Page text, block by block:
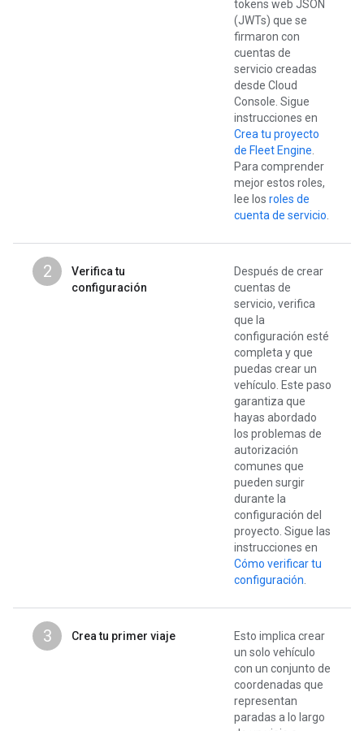
tokens web JSON
(JWTs) que se
firmaron con
cuentas de
servicio creadas
desde Cloud
Console. Sigue
instrucciones en
Crea tu proyecto
de Fleet Engine.
Para comprender
mejor estos roles,
lee los roles de
cuenta de servicio.
2
Verifica tu
configuración
Después de crear
cuentas de
servicio, verifica
que la
configuración esté
completa y que
puedas crear un
vehículo. Este paso
garantiza que
hayas abordado
los problemas de
autorización
comunes que
pueden surgir
durante la
configuración del
proyecto. Sigue las
instrucciones en
Cómo verificar tu
configuración.
3 Crea tu primer viaje
Esto implica crear
un solo vehículo
con un conjunto de
coordenadas que
representan
paradas a lo largo